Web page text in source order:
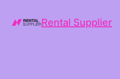
Rental Supplier